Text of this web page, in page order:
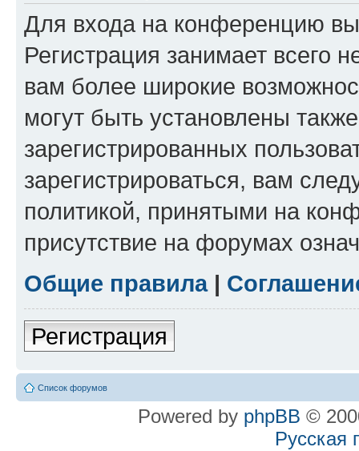
Для входа на конференцию
Регистрация занимает всего
вам более широкие
могут быть установлены
зарегистрированных
зарегистрироваться, вам
политикой, принятыми на
присутствие на форумах
Общие правила|
Регистрация
Список форумов
Powered by phpBB ©
Русская